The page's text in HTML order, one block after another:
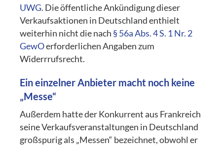
UWG. Die öffentliche Ankündigung dieser
Verkaufsaktionen in Deutschland enthielt
weiterhin nicht die nach § 56a Abs. 4 S. 1 Nr. 2
GewOerforderlichen Angaben zum
Widerrrufsrecht.
Ein einzelner Anbieter macht noch keine
„Messe“
Außerdem hatte der Konkurrent aus Frankreich
seine Verkaufsveranstaltungen in Deutschland
großspurig als „Messen“ bezeichnet, obwohl er